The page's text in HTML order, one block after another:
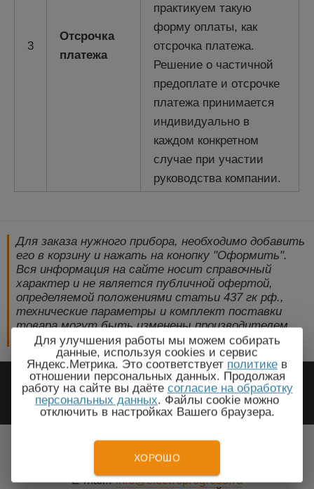
3
Отсрочка
платежа
практикуем такую
форму оплаты, как
отсрочка платежа.
Решение о частичной
предоплате и отсрочке
платежа принимается
индивидуально в
каждом конкретном
случае при участии
руководства компании.
Для заказа нужного прибора, необходимо добавить
его в корзину и нажать на конопку "Оформить".
Вся информация на сайте носит справочный
характер и не является публичной офертой,
определяемой положениями статьи 437 гк рф.,
технические параметры и комплект поставки
товара могут быть изменены производителем
без предварительного уведомления!
2009-2026 © ЭлектроПрогресс -
Электротехническое оборудование
Тула, Тульская область
Тел.: +7(499) 648-87-27
E-mail.:info@electroprogress.ru
Для улучшения работы мы можем собирать
данные, используя cookies и сервис
Яндекс.Метрика. Это соответствует политике в
отношении персональных данных. Продолжая
работу на сайте вы даёте согласие на обработку
персональных данных. Файлы cookie можно
отключить в настройках Вашего браузера.
ХОРОШО